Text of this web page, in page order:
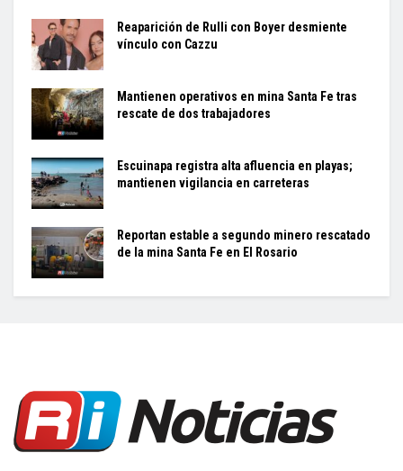
Reaparición de Rulli con Boyer desmiente
vínculo con Cazzu
Mantienen operativos en mina Santa Fe tras
rescate de dos trabajadores
Escuinapa registra alta afluencia en playas;
mantienen vigilancia en carreteras
Reportan estable a segundo minero rescatado
de la mina Santa Fe en El Rosario